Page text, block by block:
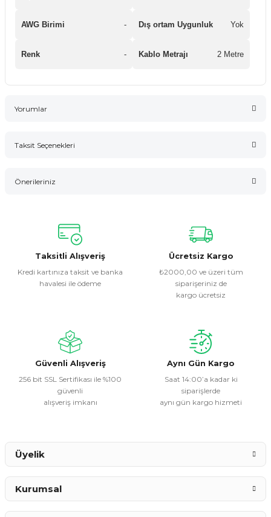
AWG Birimi - Dış ortam Uygunluk Yok
Renk - Kablo Metrajı 2 Metre
Yorumlar
Taksit Seçenekleri
Önerileriniz
konularda yetersiz gördüğünüz noktaları öneri formunu
kullanarak tarafımıza iletebilirsiniz.
Görüş ve önerileriniz için teşekkür ederiz.
Ürün resmi kalitesiz, bozuk veya görüntülenemiyor.
Ürün fiyatı diğer sitelerden daha pahalı.
Bu ürüne benzer farklı alternatifler olmalı.
Taksitli Alışveriş
Kredi kartınıza taksit ve banka
havalesi ile ödeme
Ücretsiz Kargo
₺2000,00 ve üzeri tüm
siparişeriniz de
kargo ücretsiz
Güvenli Alışveriş
256 bit SSL Sertifikası ile %100
güvenli
alışveriş imkanı
Aynı Gün Kargo
Saat 14:00’a kadar ki
siparişlerde
aynı gün kargo hizmeti
Üyelik
Kurumsal